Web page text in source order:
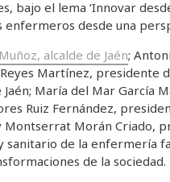
bajo el lema ‘Innovar
enfermeros desde una
alcalde de Jaén;
Martínez, presidente
María del Mar García
Ruiz Fernández,
Montserrat Morán Criado,
sanitario de la enfermería
de la sociedad.